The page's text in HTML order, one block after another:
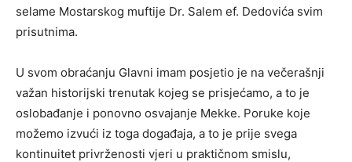
selame Mostarskog muftije Dr. Salem ef. Dedovića svim
prisutnima.
U svom obraćanju Glavni imam posjetio je na večerašnji
važan historijski trenutak kojeg se prisjećamo, a to je
oslobađanje i ponovno osvajanje Mekke. Poruke koje
možemo izvući iz toga događaja, a to je prije svega
kontinuitet privrženosti vjeri u praktičnom smislu,